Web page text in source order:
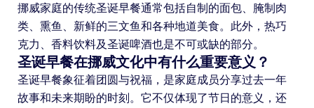
挪威家庭的传统圣诞早餐通常包括自制的面包、腌制肉
类、熏鱼、新鲜的三文鱼和各种地道美食。此外，热巧
克力、香料饮料及圣诞啤酒也是不可或缺的部分。
圣诞早餐在挪威文化中有什么重要意义？
圣诞早餐象征着团圆与祝福，是家庭成员分享过去一年
故事和未来期盼的时刻。它不仅体现了节日的意义，还